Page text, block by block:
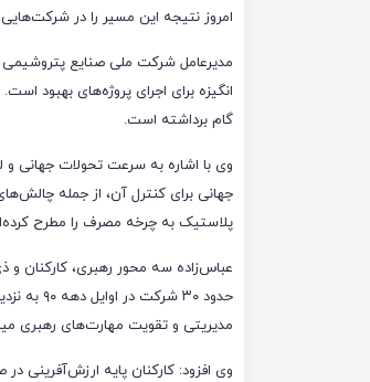
امروز نتیجه این مسیر را در
مدیرعامل شرکت ملی صنایع پتروشیمی
انگیزه برای اجرای پروژه‌های بهبود
گام برداشته است.
وی با اشاره به سرعت تحولات جهانی و
جهانی برای کنترل آن، از جمله
پلاستیک به چرخه مصرف را مطرح
عباس‌زاده سه محور رهبری، کارکنان و
مدیریتی و تقویت مهارت‌های رهبری
وی افزود: کارکنان پایه